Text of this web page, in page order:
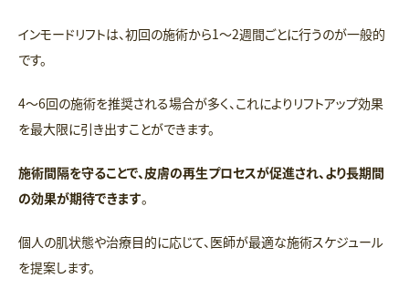
インモードリフトは、初回の施術から1～2週間ごとに行うのが一般的
です。
4～6回の施術を推奨される場合が多く、これによりリフトアップ効果
を最大限に引き出すことができます。
施術間隔を守ることで、皮膚の再生プロセスが促進され、より長期間
の効果が期待できます。
個人の肌状態や治療目的に応じて、医師が最適な施術スケジュール
を提案します。